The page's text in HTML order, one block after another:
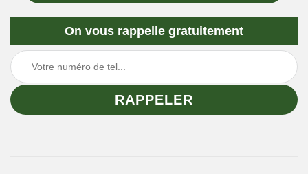
On vous rappelle gratuitement